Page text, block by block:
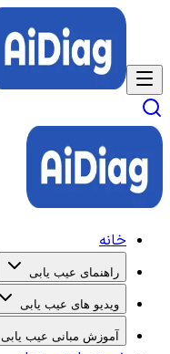
خانه
راهنمای عیب یابی
ویدیو های عیب یابی
آموزش مبانی عیب یابی